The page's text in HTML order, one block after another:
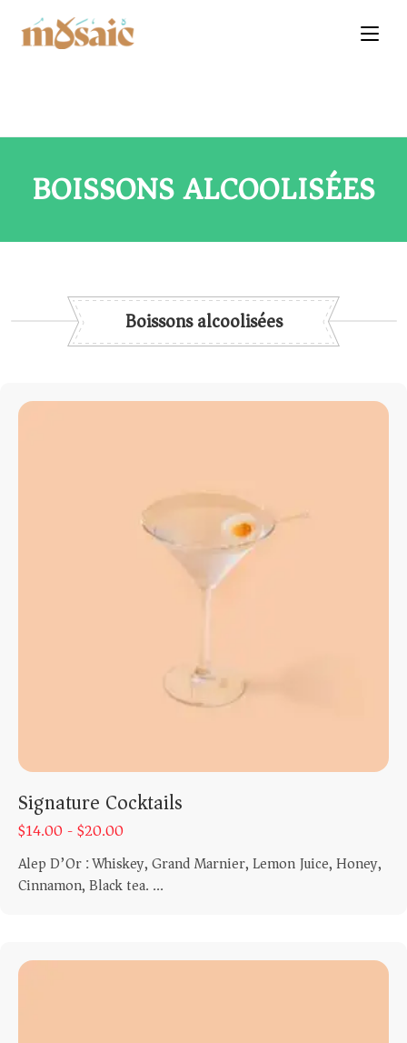
BOISSONS ALCOOLISÉES
Boissons alcoolisées
Signature Cocktails
$14.00 -$20.00
Alep D’Or : Whiskey, Grand Marnier, Lemon Juice, Honey,
Cinnamon, Black tea. ...